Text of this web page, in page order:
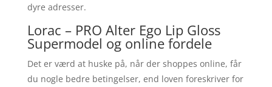
dyre adresser.
Lorac – PRO Alter Ego Lip Gloss
Supermodel og online fordele
Det er værd at huske på, når der shoppes online, får
du nogle bedre betingelser, end loven foreskriver for